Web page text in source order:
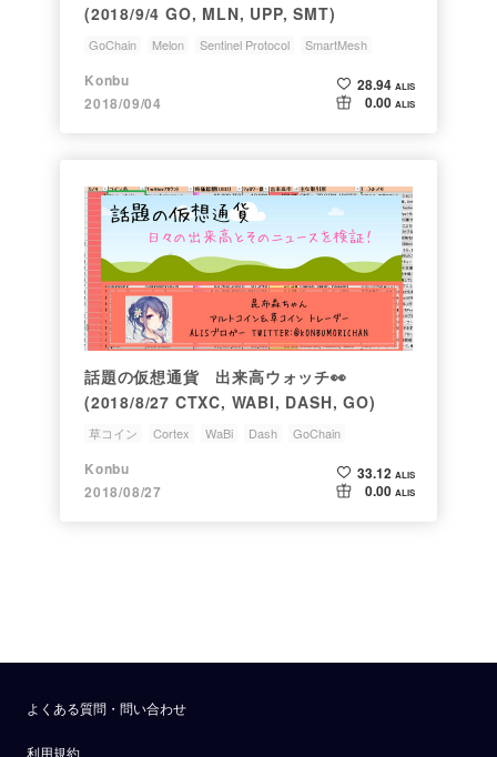
(2018/9/4 GO, MLN, UPP, SMT)
GoChain Melon Sentinel Protocol
SmartMesh
メタップス
Konbu
2018/09/04
28.94 ALIS
0.00 ALIS
話題の仮想通貨 出来高ウォッチ👀
(2018/8/27 CTXC, WABI, DASH, GO)
草コイン Cortex WaBi Dash GoChain
Konbu
2018/08/27
33.12 ALIS
0.00 ALIS
よくある質問・問い合わせ
利用規約